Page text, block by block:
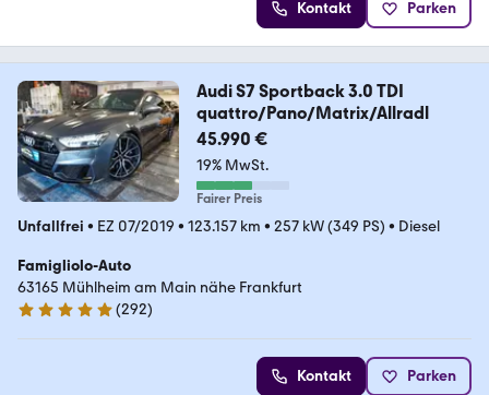
Kontakt Parken
Audi S7 Sportback 3.0 TDI
quattro/Pano/Matrix/Allradl
45.990 €
19% MwSt.
Fairer Preis
Unfallfrei • EZ 07/2019 • 123.157 km • 257 kW (349 PS) • Diesel
Famigliolo-Auto
63165 Mühlheim am Main nähe Frankfurt
5 Sterne
(292)
Kontakt Parken